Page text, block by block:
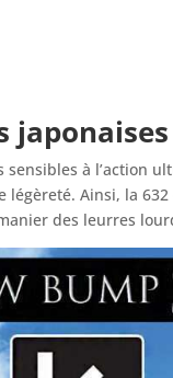
japonaises
à l’action
Ainsi, la
des leurres